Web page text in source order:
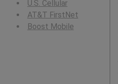
U.S. Cellular
AT&T FirstNet
Boost Mobile